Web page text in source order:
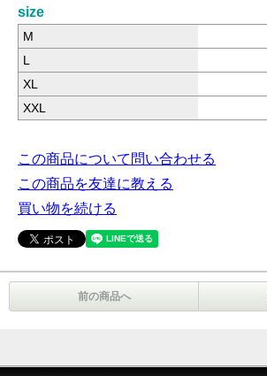
size
M
L
XL
XXL
この商品について問い合わせる
この商品を友達に教える
買い物を続ける
前の商品へ